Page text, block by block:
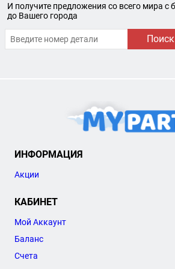
И получите предложения со всего мира с
до Вашего города
Поиск
ИНФОРМАЦИЯ
Акции
КАБИНЕТ
Мой Аккаунт
Баланс
Счета